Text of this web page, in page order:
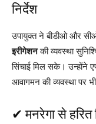
निर्देश
उपायुक्त ने बीडीओ और
इरीगेशनकी व्यवस्था
सिंचाई मिल सके। उन्होंने
आवागमन की व्यवस्था पर भी
✔ मनरेगा से हरित